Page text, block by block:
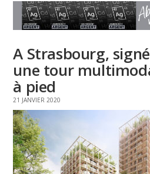
A Strasbourg,
une tour
à pied
21 JANVIER 2020